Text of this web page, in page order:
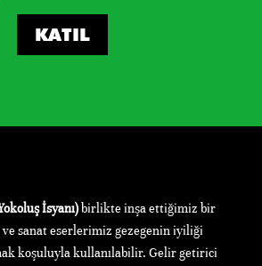
KATIL
İsyanı)birlikte inşa ettiğimiz bir
ve sanat eserlerimiz gezegenin iyiliği
koşuluyla kullanılabilir. Gelir getirici